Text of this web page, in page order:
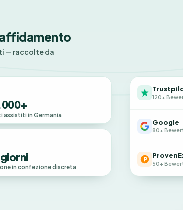
— raccolte da
assistiti in Germania
in confezione discreta
120+
Google
80+
50+